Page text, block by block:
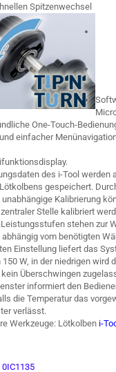
Spitzenwechsel
One-Touch-
einfacher
des i-Tool werden
gespeichert.
Kalibrierung
Stelle kalibriert
Leistungsstufen stehen zur
vom benötigten
Einstellung liefert das
150 W, in der niedrigen wird
Überschwingen
informiert den
die Temperatur das
verlässt.
Werkzeuge: Lötkolben i-
0IC1135